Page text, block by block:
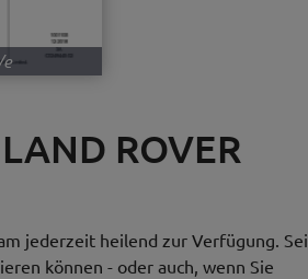
ROVER
jederzeit heilend zur Verfügung. Sei
können - oder auch, wenn Sie